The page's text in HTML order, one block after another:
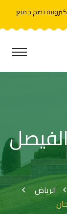
تضم جميع
الرياض